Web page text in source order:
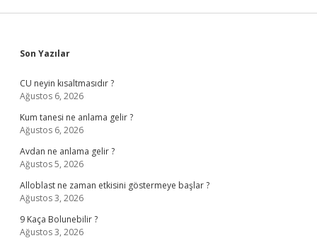
Sidebar
Son Yazılar
CU neyin kısaltmasıdır ?
Ağustos 6, 2026
Kum tanesi ne anlama gelir ?
Ağustos 6, 2026
Avdan ne anlama gelir ?
Ağustos 5, 2026
Alloblast ne zaman etkisini göstermeye başlar ?
Ağustos 3, 2026
9 Kaça Bolunebilir ?
Ağustos 3, 2026